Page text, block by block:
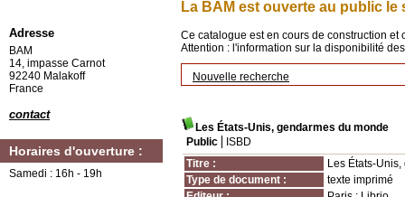
La BAM est ouverte au public le
Ce catalogue est en cours de construction
Attention : l'information sur la disponibilité
Nouvelle recherche
Les États-Unis, gendarmes du monde
Public
ISBD
Titre :
Les États-
Type de document :
texte imprimé
Adresse
BAM
14, impasse Carnot
92240 Malakoff
France
contact
Horaires d'ouverture :
Samedi : 16h - 19h